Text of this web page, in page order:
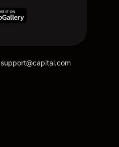
support@capital.com